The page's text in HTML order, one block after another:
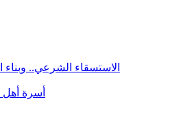
الاستسقاء الشرعي..
أسرة أهل